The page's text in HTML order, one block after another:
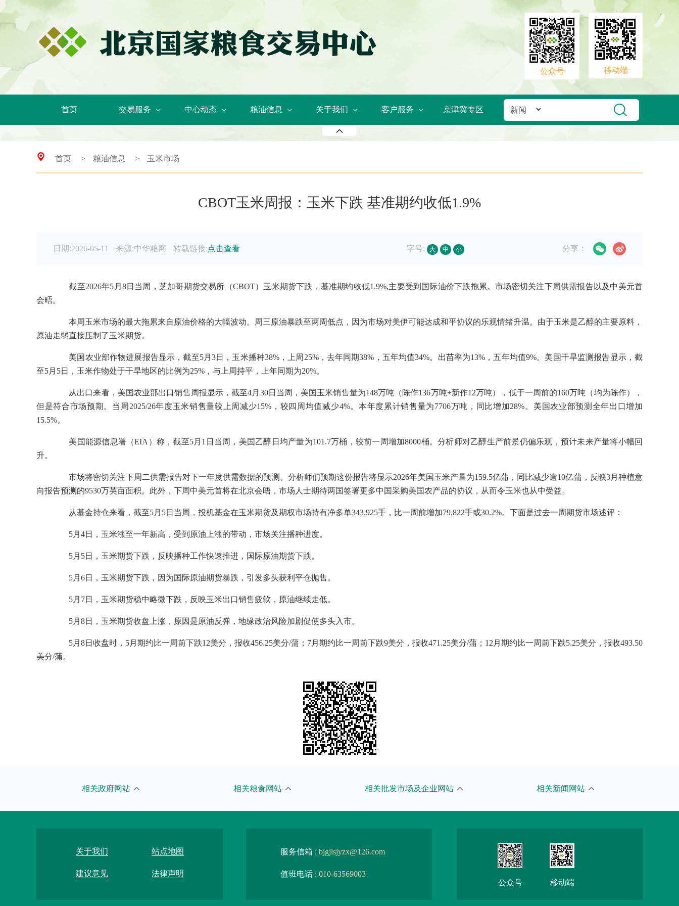
公众号 移动端
首页 交易服务 中心动态 粮油信息 关于我们 客户服务 京津冀专区
首页 > 粮油信息 > 玉米市场
CBOT玉米周报：玉米下跌 基准期约收低1.9%
日期:2026-05-11 来源:中华粮网 转载链接:点击查看 字号: 大 中 小 分享：
截至2026年5月8日当周，芝加哥期货交易所（CBOT）玉米期货下跌，基准期约收低1.9%,主要受到国际油价下跌拖累。市场密切关注下周供需报告以及中美元首
会晤。
本周玉米市场的最大拖累来自原油价格的大幅波动。周三原油暴跌至两周低点，因为市场对美伊可能达成和平协议的乐观情绪升温。由于玉米是乙醇的主要原料，
原油走弱直接压制了玉米期货。
美国农业部作物进展报告显示，截至5月3日，玉米播种38%，上周25%，去年同期38%，五年均值34%。出苗率为13%，五年均值9%。美国干旱监测报告显示，截
至5月5日，玉米作物处于干旱地区的比例为25%，与上周持平，上年同期为20%。
从出口来看，美国农业部出口销售周报显示，截至4月30日当周，美国玉米销售量为148万吨（陈作136万吨+新作12万吨），低于一周前的160万吨（均为陈作），
但是符合市场预期。当周2025/26年度玉米销售量较上周减少15%，较四周均值减少4%。本年度累计销售量为7706万吨，同比增加28%。美国农业部预测全年出口增加
15.5%。
美国能源信息署（EIA）称，截至5月1日当周，美国乙醇日均产量为101.7万桶，较前一周增加8000桶。分析师对乙醇生产前景仍偏乐观，预计未来产量将小幅回
升。
市场将密切关注下周二供需报告对下一年度供需数据的预测。分析师们预期这份报告将显示2026年美国玉米产量为159.5亿蒲，同比减少逾10亿蒲，反映3月种植意
向报告预测的9530万英亩面积。此外，下周中美元首将在北京会晤，市场人士期待两国签署更多中国采购美国农产品的协议，从而令玉米也从中受益。
从基金持仓来看，截至5月5日当周，投机基金在玉米期货及期权市场持有净多单343,925手，比一周前增加79,822手或30.2%。下面是过去一周期货市场述评：
5月4日，玉米涨至一年新高，受到原油上涨的带动，市场关注播种进度。
5月5日，玉米期货下跌，反映播种工作快速推进，国际原油期货下跌。
5月6日，玉米期货下跌，因为国际原油期货暴跌，引发多头获利平仓抛售。
5月7日，玉米期货稳中略微下跌，反映玉米出口销售疲软，原油继续走低。
5月8日，玉米期货收盘上涨，原因是原油反弹，地缘政治风险加剧促使多头入市。
5月8日收盘时，5月期约比一周前下跌12美分，报收456.25美分/蒲；7月期约比一周前下跌9美分，报收471.25美分/蒲；12月期约比一周前下跌5.25美分，报收493.50
美分/蒲。
相关政府网站 相关粮食网站 相关批发市场及企业网站 相关新闻网站
搜狐
网易
腾讯
关于我们 站点地图
建议意见 法律声明
服务信箱 : bjgjlsjyzx@126.com
值班电话 : 010-63569003
公众号
移动端